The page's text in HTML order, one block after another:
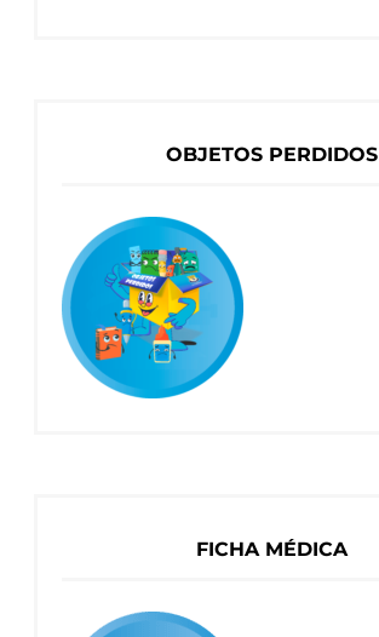
OBJETOS PERDIDOS
FICHA MÉDICA